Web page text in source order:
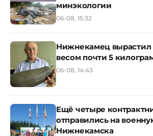
минэкологии
06-08, 15:32
Нижнекамец вырастил
весом почти 5
06-08, 14:43
Ещё четыре
отправились на
Нижнекамска